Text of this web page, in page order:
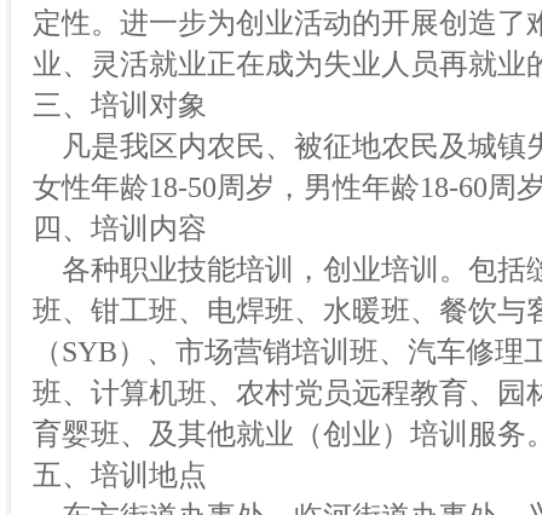
定性。进一步为创业活动的开展创造
业、灵活就业正在成为失业人员再就业
三、培训对象
凡是我区内农民、被征地农民及城镇
女性年龄18-50周岁，男性年龄18-60周
四、培训内容
各种职业技能培训，创业培训。包括
班、钳工班、电焊班、水暖班、餐饮与
（SYB）、市场营销培训班、汽车修
班、计算机班、农村党员远程教育、
育婴班、及其他就业（创业）培训服务
五、培训地点